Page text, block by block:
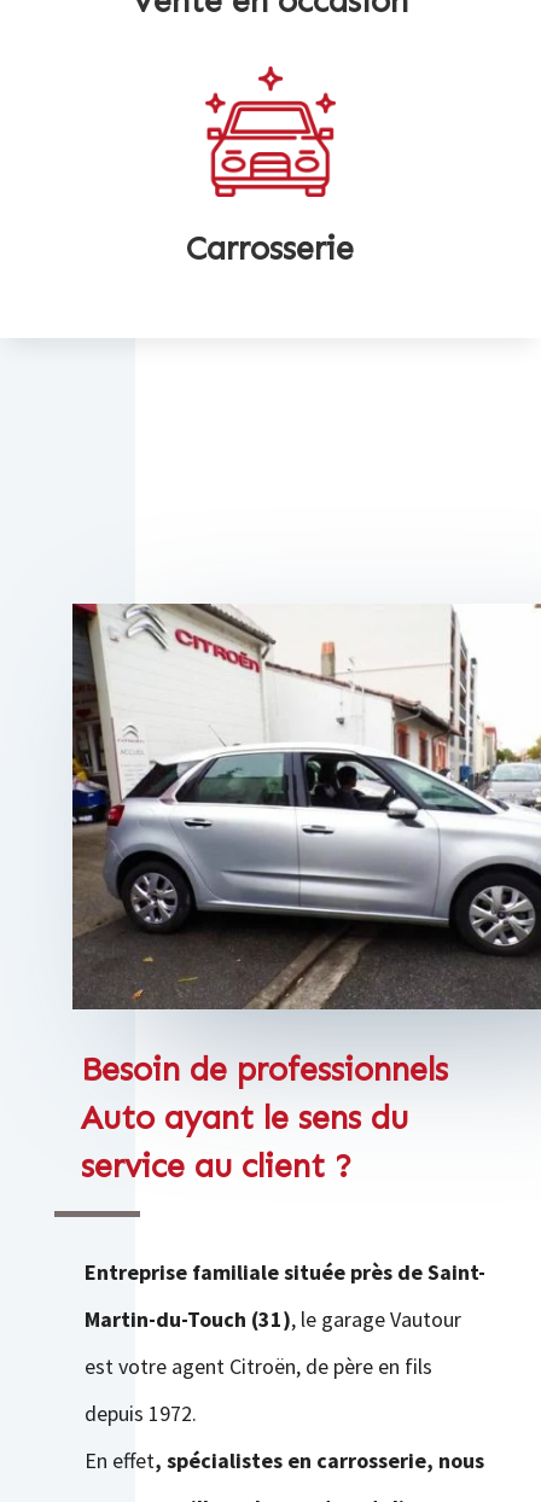
Carrosserie
Besoin de professionnels
Auto ayant le sens du
service au client ?
Entreprise familiale située près de Saint-
Martin-du-Touch (31), le garage Vautour
est votre agent Citroën, de père en fils
depuis 1972.
En effet, spécialistes en carrosserie, nous